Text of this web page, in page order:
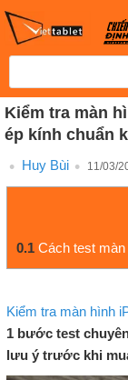
Kiểm tra màn
ép kính chuẩn
Huy Bùi 11/03/
0.1 Cách test
Kiểm tra màn hình
1 bước test
lưu ý trước khi